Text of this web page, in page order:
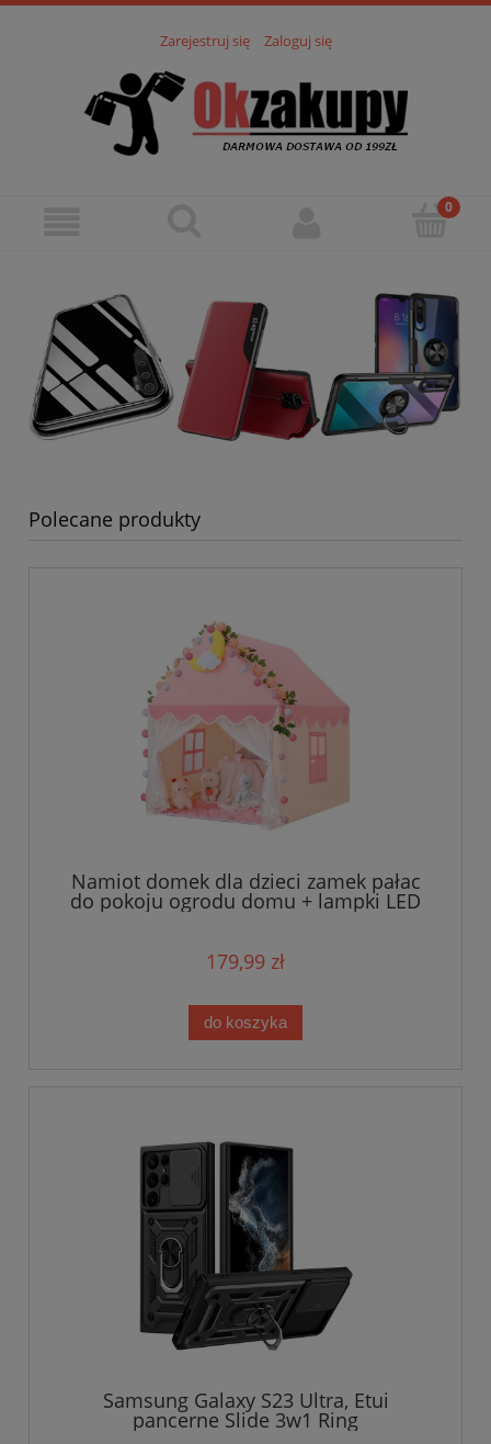
Zarejestruj się Zaloguj się
Polecane produkty
Namiot domek dla dzieci zamek pałac
do pokoju ogrodu domu + lampki LED
179,99 zł
do koszyka
Samsung Galaxy S23 Ultra, Etui
pancerne Slide 3w1 Ring